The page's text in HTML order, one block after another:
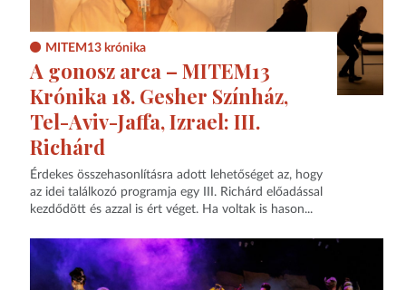
MITEM13 krónika
A gonosz arca – MITEM13
Krónika 18. Gesher Színház,
Tel-Aviv-Jaffa, Izrael: III.
Richárd
Érdekes összehasonlításra adott lehetőséget az, hogy
az idei találkozó programja egy III. Richárd előadással
kezdődött és azzal is ért véget. Ha voltak is hason...